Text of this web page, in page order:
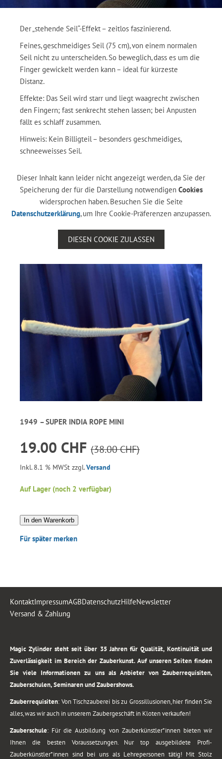
Der „stehende Seil“-Effekt – zeitlos faszinierend.
Feines, geschmeidiges Seil (75 cm), von einem normalen
Seil nicht zu unterscheiden. So beweglich, dass es um die
Finger gewickelt werden kann – ideal für kürzeste
Distanz.
Effekte: Das Seil wird starr und liegt waagrecht zwischen
den Fingern; fast senkrecht stehen lassen; bei Anpusten
fällt es schlaff zusammen.
Hinweis: Kein Billigteil – besonders geschmeidiges,
schneeweisses Seil.
Dieser Inhalt kann leider nicht angezeigt werden, da Sie der
Speicherung der für die Darstellung notwendigen Cookies
widersprochen haben. Besuchen Sie die Seite
Datenschutzerklärung, um Ihre Cookie-Präferenzen anzupassen.
DIESEN COOKIE ZULASSEN
1949 – SUPER INDIA ROPE MINI
19.00 CHF (38.00 CHF)
Inkl. 8.1 % MWSt zzgl.Versand
Auf Lager (noch 2 verfügbar)
In den Warenkorb
Für später merken
KontaktImpressumAGBDatenschutzHilfeNewsletter
Versand & Zahlung
Magic Zylinder steht seit über 35 Jahren für Qualität, Kontinuität und
Zuverlässigkeit im Bereich der Zauberkunst. Auf unseren Seiten finden
Sie viele Informationen zu uns als Anbieter von Zauberrequisiten,
Zauberschulen, Seminaren und Zaubershows.
Zauberrequisiten: Von Tischzauberei bis zu Grossillusionen, hier finden Sie
alles, was wir auch in unserem Zaubergeschäft in Kloten verkaufen!
Zauberschule: Für die Ausbildung von Zauberkünstler*innen bieten wir
Ihnen die besten Voraussetzungen. Nur top ausgebildete Profi-
Zauberkünstler*innen sind bei uns als Lehrepersonen tätig! Mit Stolz